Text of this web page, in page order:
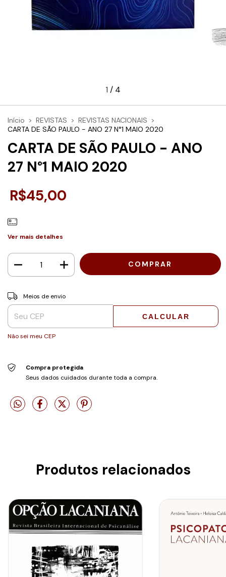
1 / 4
Início > REVISTAS > REVISTAS NACIONAIS >
CARTA DE SÃO PAULO - ANO 27 N°1 MAIO 2020
CARTA DE SÃO PAULO - ANO
27 N°1 MAIO 2020
R$45,00
Ver mais detalhes
Entregas para o CEP:
Meios de envio
CALCULAR
Não sei meu CEP
Compra protegida
Seus dados cuidados durante toda a compra.
Produtos relacionados